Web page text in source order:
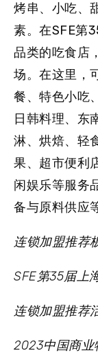
烤串、小吃、
素。在SFE第
品类的吃食店
场。在这里，
餐、特色小吃
日韩料理、东
淋、烘焙、轻
果、超市便利
闲娱乐等服务
备与原料供应
连锁加盟推荐
SFE第35届上
连锁加盟推荐
2023中国商业